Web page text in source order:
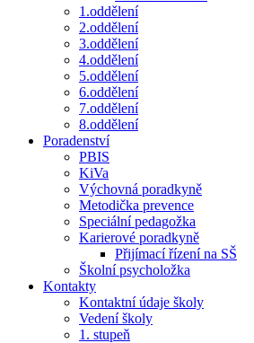
1.oddělení
2.oddělení
3.oddělení
4.oddělení
5.oddělení
6.oddělení
7.oddělení
8.oddělení
Poradenství
PBIS
KiVa
Výchovná poradkyně
Metodička prevence
Speciální pedagožka
Karierové poradkyně
Přijímací řízení na SŠ
Školní psycholožka
Kontakty
Kontaktní údaje školy
Vedení školy
1. stupeň